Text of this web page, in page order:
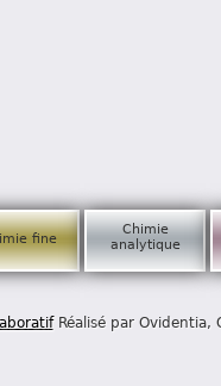
fine
Chimie
analytique
Réalisé par Ovidentia,